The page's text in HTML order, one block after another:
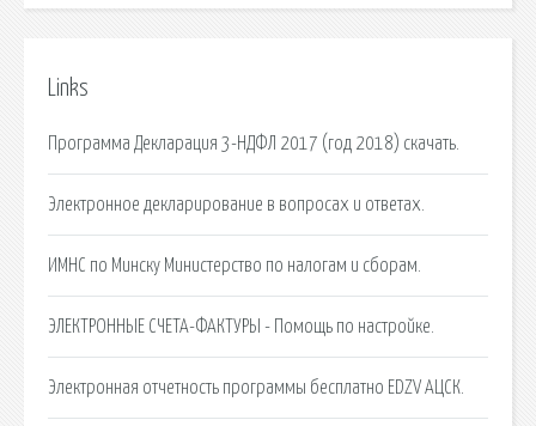
Links
Программа Декларация 3-НДФЛ 2017 (год 2018) скачать.
Электронное декларирование в вопросах и ответах.
ИМНС по Минску Министерство по налогам и сборам.
ЭЛЕКТРОННЫЕ СЧЕТА-ФАКТУРЫ - Помощь по настройке.
Электронная отчетность программы бесплатно EDZV АЦСК.